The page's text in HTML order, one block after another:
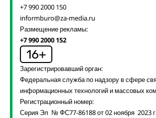
+7 990 2000 150
informburo@za-media.ru
Размещение рекламы:
+7 990 2000 152
Зарегистрировавший орган:
Федеральная служба по надзору в сфере
информационных технологий и массовых
Регистрационный номер:
Серия Эл № ФС77-86188 от 02 ноября 2023